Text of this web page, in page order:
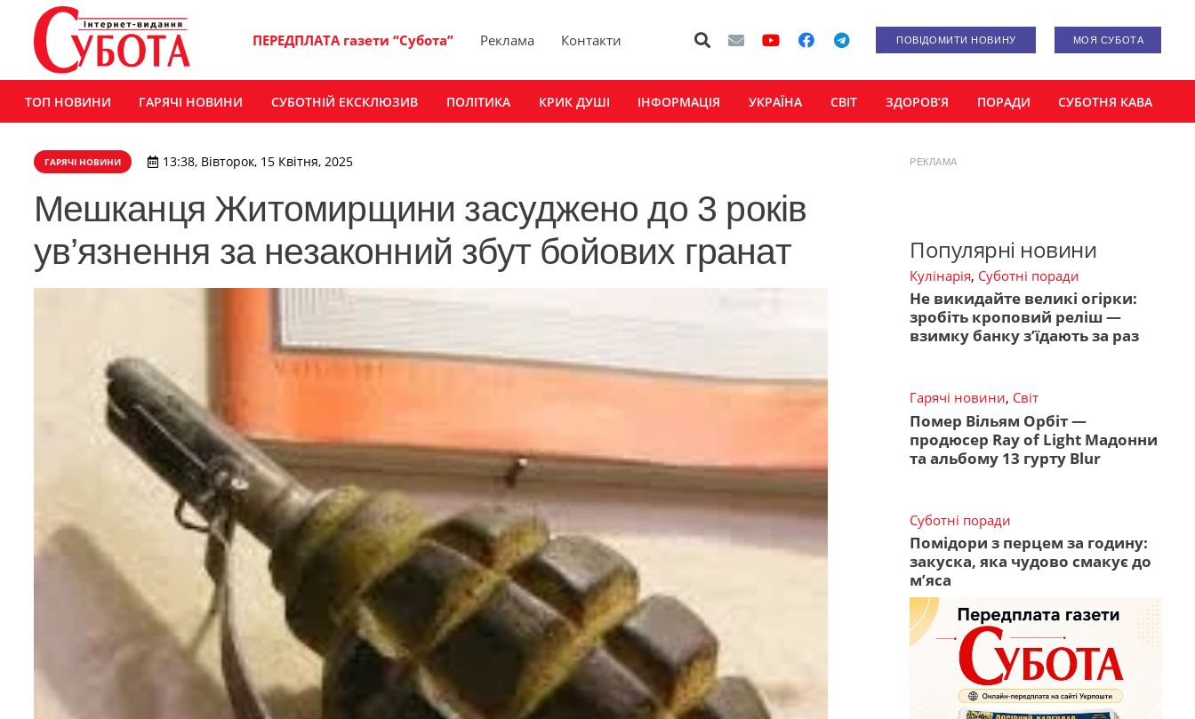
ПЕРЕДПЛАТА газети “Субота” Реклама Контакти ПОВІДОМИТИ НОВИНУ МОЯ СУБОТА
ТОП НОВИНИ ГАРЯЧІ НОВИНИ СУБОТНІЙ ЕКСКЛЮЗИВ ПОЛІТИКА КРИК ДУШІ ІНФОРМАЦІЯ УКРАЇНА СВІТ ЗДОРОВ’Я ПОРАДИ СУБОТНЯ КАВА
ГАРЯЧІ НОВИНИ 13:38, Вівторок, 15 Квітня, 2025
Мешканця Житомирщини засуджено до 3 років
ув’язнення за незаконний збут бойових гранат
РЕКЛАМА
Популярні новини
Кулінарія, Суботні поради
Не викидайте великі огірки:
зробіть кроповий реліш —
взимку банку з’їдають за раз
Гарячі новини, Світ
Помер Вільям Орбіт —
продюсер Ray of Light Мадонни
та альбому 13 гурту Blur
Суботні поради
Помідори з перцем за годину:
закуска, яка чудово смакує до
м’яса